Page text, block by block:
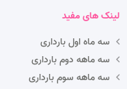
لینک های مفید
سه ماه اول بارداری
سه ماهه دوم بارداری
سه ماهه سوم بارداری